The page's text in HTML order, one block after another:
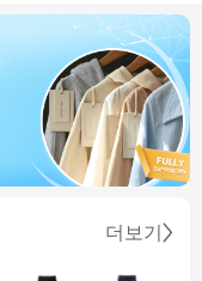
더보기